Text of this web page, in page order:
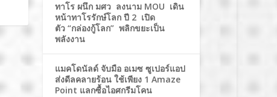
ทาโร ผนึก มศว ลงนาม MOU เดิน
หน้าทาโรรักษ์โลก ปี 2 เปิด
ตัว “กล่องกู้โลก” พลิกขยะเป็น
พลังงาน
แมคโดนัลด์ จับมือ อเมซ ซูเปอร์แอป
ส่งดีลคลายร้อน ใช้เพียง 1 Amaze
Point แลกซื้อไอศกรีมโคน